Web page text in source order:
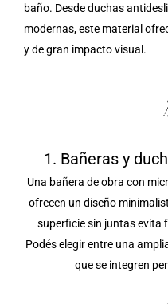
baño. Desde duchas
modernas, este material
y de gran impacto visual.
1. Bañeras y
Una bañera de obra con
ofrecen un diseño
superficie sin juntas evita
Podés elegir entre una
que se integren